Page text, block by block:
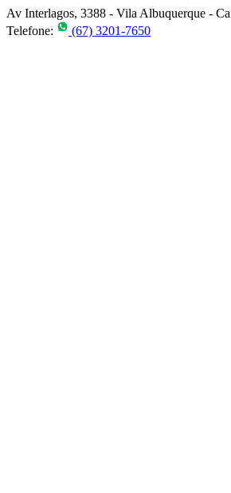
Av Interlagos, 3388 - Vila Albuquerque -
Telefone:
(67) 3201-7650